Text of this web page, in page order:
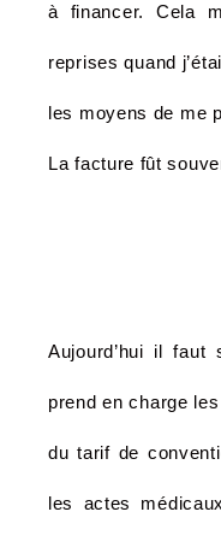
à financer. Cela
reprises quand
les moyens de me
La facture fût
Aujourd’hui il faut
prend en charge
du tarif de
les actes